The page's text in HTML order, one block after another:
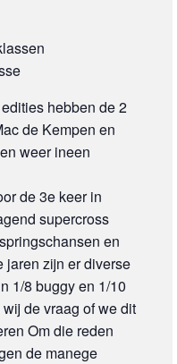
hebben de 2
de Kempen en
weer ineen
de 3e keer in
supercross
en
jaren zijn er diverse
1/8 buggy en 1/10
de vraag of we dit
Om die reden
de manege